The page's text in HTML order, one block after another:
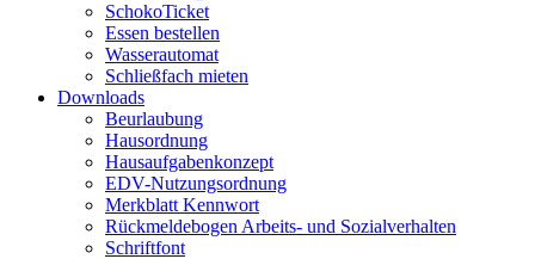
SchokoTicket
Essen bestellen
Wasserautomat
Schließfach mieten
Downloads
Beurlaubung
Hausordnung
Hausaufgabenkonzept
EDV-Nutzungsordnung
Merkblatt Kennwort
Rückmeldebogen Arbeits- und Sozialverhalten
Schriftfont